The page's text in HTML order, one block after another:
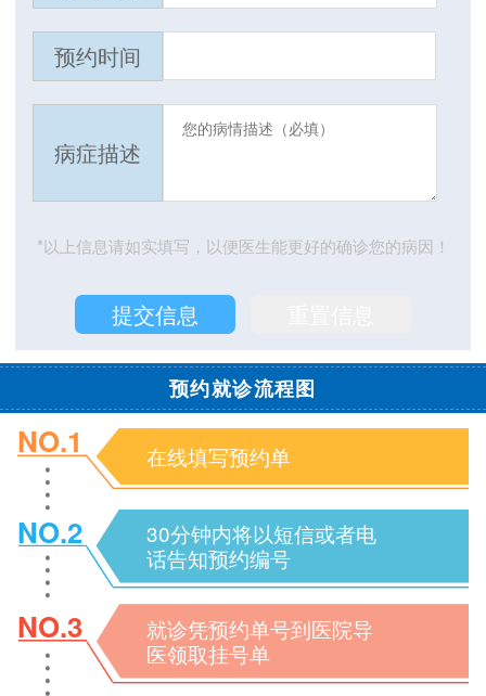
预约时间
病症描述
*以上信息请如实填写，以便医生能更好的确诊您的病因！
预约就诊流程图
NO.1 在线填写预约单
NO.2
30分钟内将以短信或者电
话告知预约编号
NO.3
就诊凭预约单号到医院导
医领取挂号单